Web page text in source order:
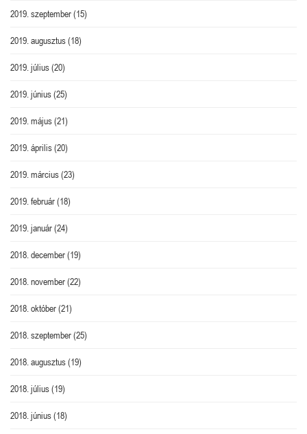
2019. szeptember(15)
2019. augusztus(18)
2019. július(20)
2019. június(25)
2019. május(21)
2019. április(20)
2019. március(23)
2019. február(18)
2019. január(24)
2018. december(19)
2018. november(22)
2018. október(21)
2018. szeptember(25)
2018. augusztus(19)
2018. július(19)
2018. június(18)